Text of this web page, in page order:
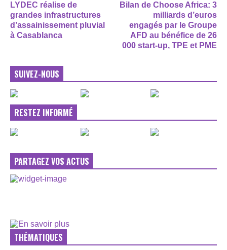
LYDEC réalise de
grandes infrastructures
d’assainissement pluvial
à Casablanca
Bilan de Choose Africa: 3
milliards d’euros
engagés par le Groupe
AFD au bénéfice de 26
000 start-up, TPE et PME
SUIVEZ-NOUS
RESTEZ INFORMÉ
PARTAGEZ VOS ACTUS
THÉMATIQUES